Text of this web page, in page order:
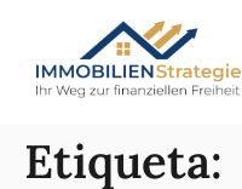
Etiqueta: